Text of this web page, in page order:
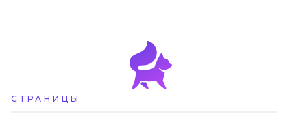
СТРАНИЦЫ